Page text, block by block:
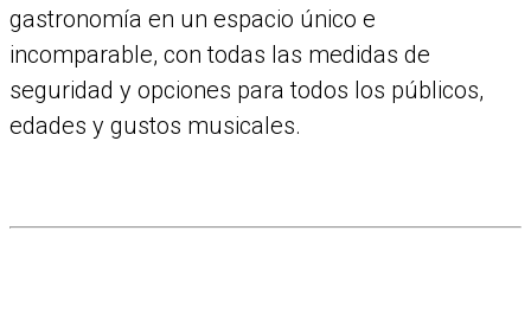
gastronomía en un espacio único e
incomparable, con todas las medidas de
seguridad y opciones para todos los públicos,
edades y gustos musicales.